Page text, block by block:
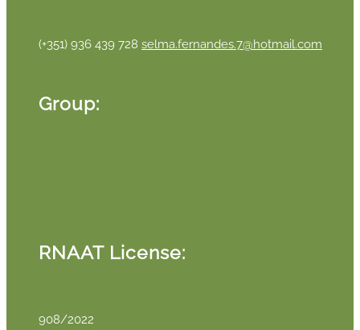
(+351) 936 439 728 selma.fernandes.7@hotmail.com
Group:
RNAAT License:
908/2022